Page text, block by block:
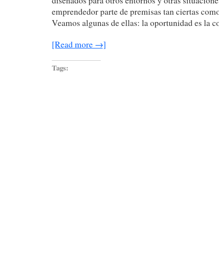
emprendedor parte de premisas tan ciertas
Veamos algunas de ellas: la oportunidad es la
[Read more →]
Tags: